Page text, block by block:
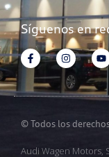
Síguenos en
© Todos los
Audi Wagen Motors,